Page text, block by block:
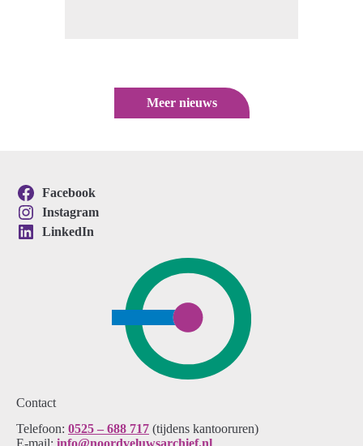
Meer nieuws
Contact
Telefoon: 0525 – 688 717 (tijdens kantooruren)
E-mail: info@noordveluwsarchief.nl
Facebook
Instagram
LinkedIn